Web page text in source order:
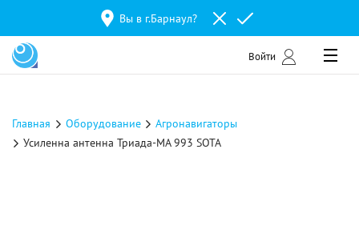
Вы в г.Барнаул?
Войти
Главная Оборудование
Агронавигаторы
Усиленна антенна Триада-МА 993 SOTA